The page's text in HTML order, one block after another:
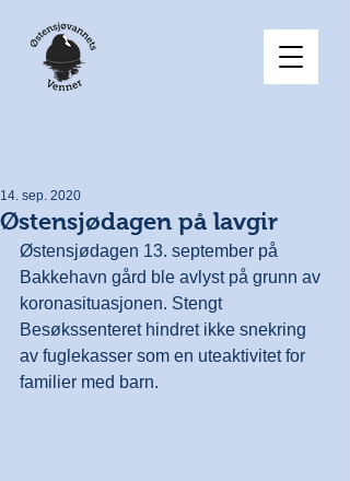
Østensjødagen på lavgir
14. sep. 2020
Østensjødagen 13. september på
Bakkehavn gård ble avlyst på grunn av
koronasituasjonen. Stengt
Besøkssenteret hindret ikke snekring
av fuglekasser som en uteaktivitet for
familier med barn.